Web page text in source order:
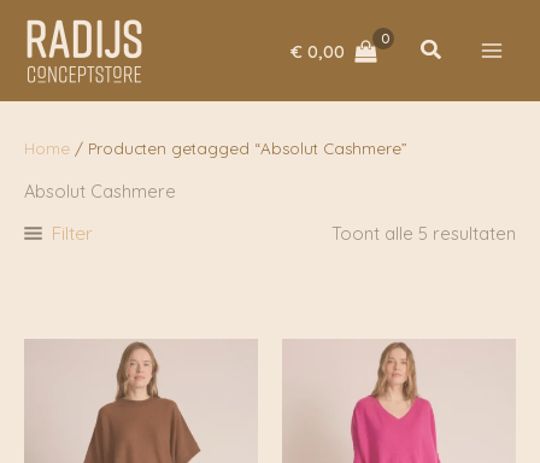
naar
inhoud
€ 0,00 Zoeken
Home / Producten getagged “Absolut Cashmere”
Absolut Cashmere
Filter Toont alle 5 resultaten